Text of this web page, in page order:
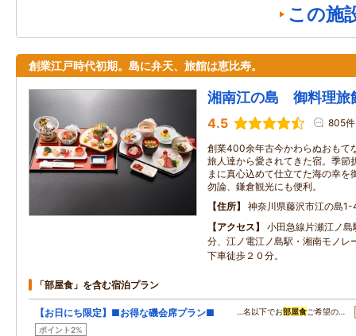
この施
創業江戸時代初期。島に弁天、旅館は恵比寿。
湘南江の島 御料理
4.5 805件
創業400余年古今かわらぬおもて
旅人達から愛されてきた宿。季節
まに真心込めて仕立てた海の幸を
勿論、鎌倉観光にも便利。
住所
神奈川県藤沢市江の島
アクセス
小田急線片瀬江ノ
分、江ノ電江ノ島駅・湘南モノレ
下車徒歩２０分。
「部屋食」を含む宿泊プラン
【お日にち限定】■お得な磯会席プラン■
ポイント2%
…名以下でお部屋食ご希望の…